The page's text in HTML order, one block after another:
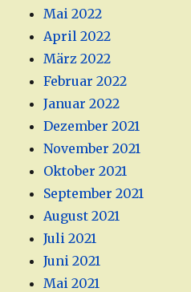
Mai 2022
April 2022
März 2022
Februar 2022
Januar 2022
Dezember 2021
November 2021
Oktober 2021
September 2021
August 2021
Juli 2021
Juni 2021
Mai 2021